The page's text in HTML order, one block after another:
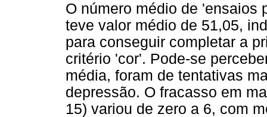
O número médio de 'ensaios
teve valor médio de 51,05,
para conseguir completar a
critério 'cor'. Pode-se
média, foram de tentativas
depressão. O fracasso em
15) variou de zero a 6, com